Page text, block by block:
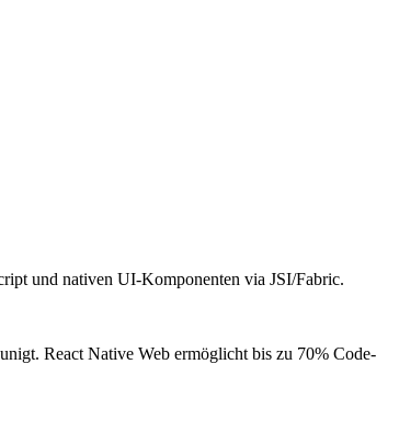
und nativen UI-Komponenten via JSI/Fabric.
React Native Web ermöglicht bis zu 70% Code-